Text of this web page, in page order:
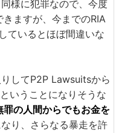
様に犯罪なので、今度
ますが、今までのRIA
ているとほぼ間違いな
してP2P Lawsuitsから
いうことになりそうな
罪の人間からでもお金を
り、さらなる暴走を許